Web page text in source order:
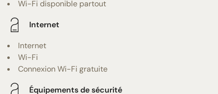
Wi-Fi disponible partout
Internet
Internet
Wi-Fi
Connexion Wi-Fi gratuite
Équipements de sécurité